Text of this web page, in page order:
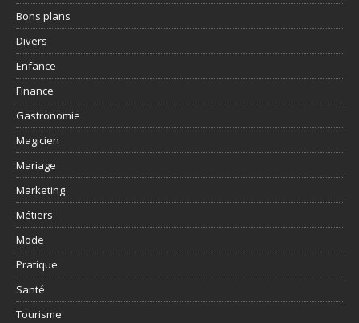
Bons plans
Divers
Enfance
Finance
Gastronomie
Magicien
Mariage
Marketing
Métiers
Mode
Pratique
Santé
Tourisme